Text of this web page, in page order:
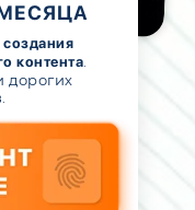
контента
дорогих